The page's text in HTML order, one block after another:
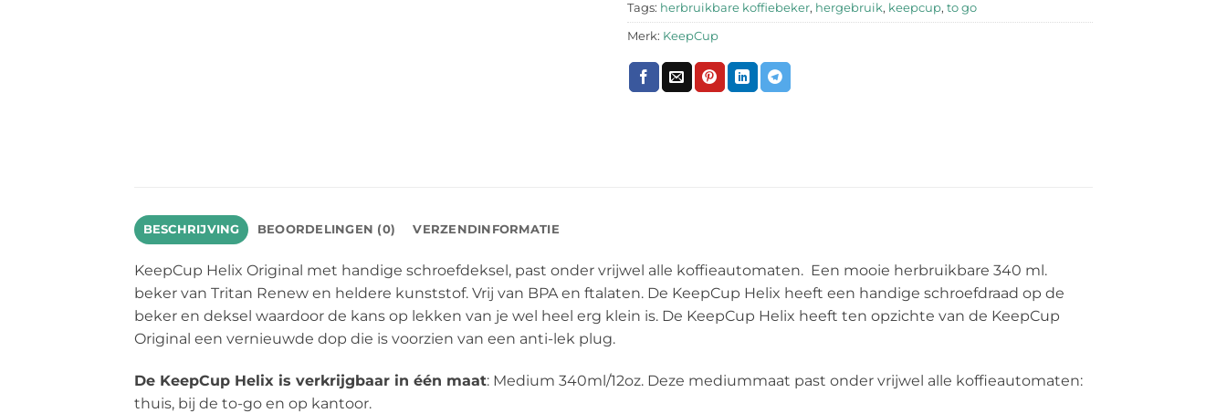
Tags: herbruikbare koffiebeker, hergebruik, keepcup, to go
Merk: KeepCup
BESCHRIJVING BEOORDELINGEN (0) VERZENDINFORMATIE
KeepCup Helix Original met handige schroefdeksel, past onder vrijwel alle koffieautomaten. Een mooie herbruikbare 340 ml.
beker van Tritan Renew en heldere kunststof. Vrij van BPA en ftalaten. De KeepCup Helix heeft een handige schroefdraad op de
beker en deksel waardoor de kans op lekken van je wel heel erg klein is. De KeepCup Helix heeft ten opzichte van de KeepCup
Original een vernieuwde dop die is voorzien van een anti-lek plug.
De KeepCup Helix is verkrijgbaar in één maat: Medium 340ml/12oz. Deze mediummaat past onder vrijwel alle koffieautomaten:
thuis, bij de to-go en op kantoor.